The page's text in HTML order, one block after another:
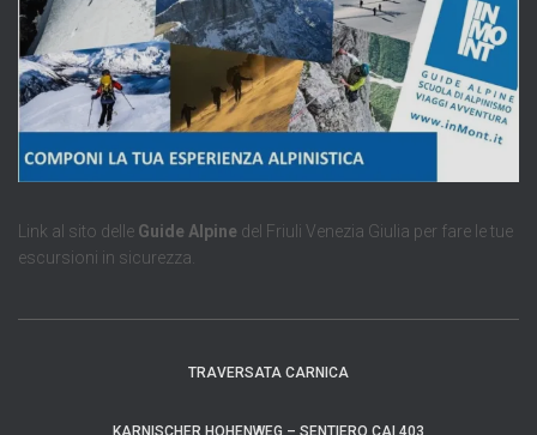
Link al sito delle Guide Alpine del Friuli Venezia Giulia per fare le tue
escursioni in sicurezza.
TRAVERSATA CARNICA
KARNISCHER HOHENWEG – SENTIERO CAI 403